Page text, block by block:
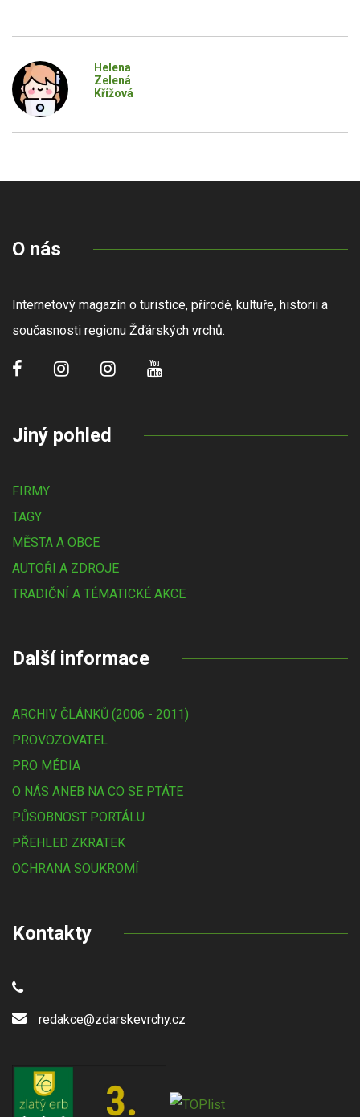
Helena
Zelená
Křížová
O nás
Internetový magazín o turistice, přírodě, kultuře, historii a
současnosti regionu Žďárských vrchů.
Jiný pohled
FIRMY
TAGY
MĚSTA A OBCE
AUTOŘI A ZDROJE
TRADIČNÍ A TÉMATICKÉ AKCE
Další informace
ARCHIV ČLÁNKŮ (2006 - 2011)
PROVOZOVATEL
PRO MÉDIA
O NÁS ANEB NA CO SE PTÁTE
PŮSOBNOST PORTÁLU
PŘEHLED ZKRATEK
OCHRANA SOUKROMÍ
Kontakty
redakce@zdarskevrchy.cz